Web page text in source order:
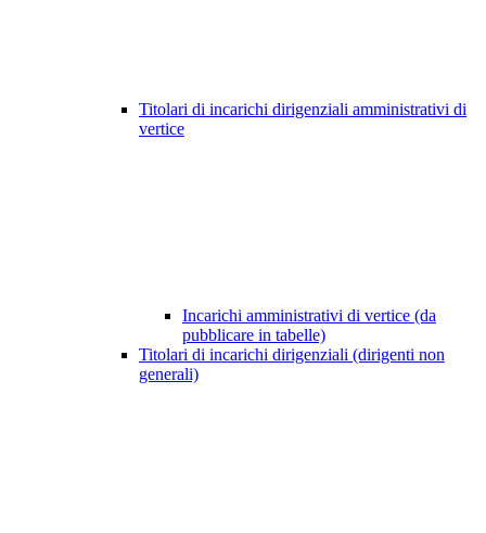
Titolari di incarichi dirigenziali amministrativi di
vertice
Incarichi amministrativi di vertice (da
pubblicare in tabelle)
Titolari di incarichi dirigenziali (dirigenti non
generali)